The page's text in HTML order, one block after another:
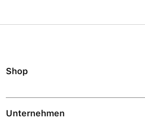
Shop
Unternehmen